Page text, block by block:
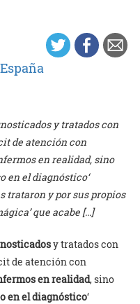
España
y tratados con
de atención con
en realidad, sino
en el diagnóstico‘
trataron y por sus propios
que acabe […]
y tratados con
de atención con
en realidad, sino
en el diagnóstico‘